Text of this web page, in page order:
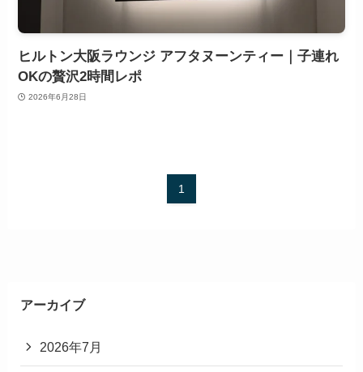
ヒルトン大阪ラウンジ アフタヌーンティー｜子連れ
OKの贅沢2時間レポ
2026年6月28日
1
アーカイブ
2026年7月